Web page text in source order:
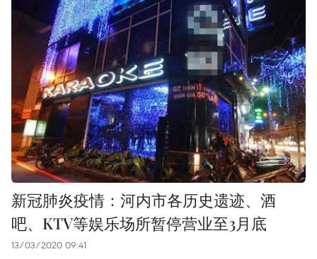
新冠肺炎疫情：河内市各历史遗迹、酒
吧、KTV等娱乐场所暂停营业至3月底
13/03/2020 09:41